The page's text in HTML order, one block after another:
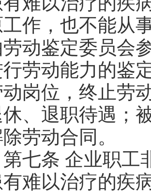
作，也不能从
劳动鉴定委员会
劳动能力的鉴
岗位，终止劳
、退职待遇；
劳动合同。
条 企业职工
有难以治疗的疾